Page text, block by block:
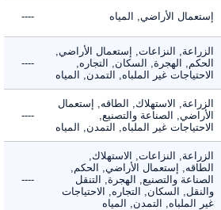
إستعمال الأراضي, المياه ----
الزراعة, النزاعات, إستعمال الأراضي,
الحكم, الهجرة, السكان, التجاره,
الاحتياجات غير الملباه, التمدن, المياه
----
الزراعة, الاستهلاك, الطاقه, إستعمال
الأراضي, الصناعة والتصنيع,
الاحتياجات غير الملباه, التمدن, المياه
----
الزراعة, النزاعات, الاستهلاك,
الطاقه, إستعمال الأراضي, الحكم,
الصناعة والتصنيع, الهجرة, التنقل
والنقل, السكان, التجاره, الاحتياجات
غير الملباه, التمدن, المياه
----